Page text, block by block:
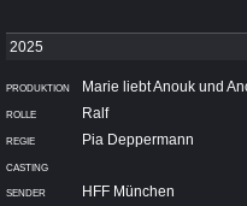
Marie liebt Anouk und
Ralf
Pia Deppermann
HFF München